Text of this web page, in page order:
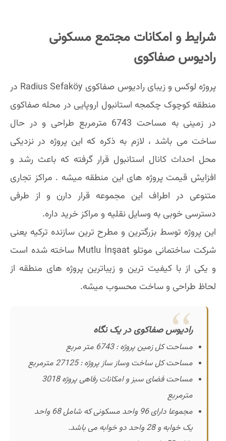
شرایط و امکانات مجتمع مسکونی
رادیوس صفاکوی
پروژه لوکس و زیبای رادیوس صفاکوی Radius Sefaköy در
منطقه کوچوک چکمجه استانبول اروپایی در محله صفاکوی
در زمینی به مساحت 6743 مترمربع طراحی و در حال
ساخت می باشد ، لازم به ذکره که این پروژه در نزدیکی
محل احداث کانال استانبول قرار گرفته که باعث رشد و
افزایش قیمت پروژه های این منطقه میشه . مراکز تجاری
متنوعی در اطراف این مجموعه قرار دارن و از طرفی
دسترسی خوبی به وسایل نقلیه و مراکز خرید داره.
این پروژه توسط بزرگترین و مطرح ترین سازنده ترکیه یعنی
شرکت ساختمانی موتلو Mutlu İnşaat ساخته شده است
و یکی از با کیفیت ترین و زیباترین پروژه های منطقه از
لحاظ طراحی و ساخت محسوب میشه.
رادیوس صفاکوی در یک نگاه
مساحت کل زمین پروژه : 6743 متر مربع
مساحت کل ساخت وساز ساز پروژه : 27125 مترمربع
مساحت فضای سبز و امکانات رفاهی پروژه 3018
مترمربع
مجموعا دارای 96 واحد مسکونی که شامل 68 واحد
یک خوابه و 28 واحد دو خوابه می باشد.